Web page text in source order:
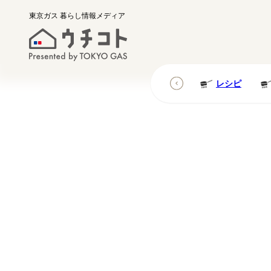
東京ガス 暮らし情報メディア
レシピ レシピ